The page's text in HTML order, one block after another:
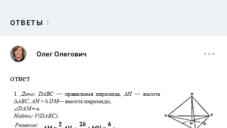
ОТВЕТЫ 1
Олег Олегович
ответ